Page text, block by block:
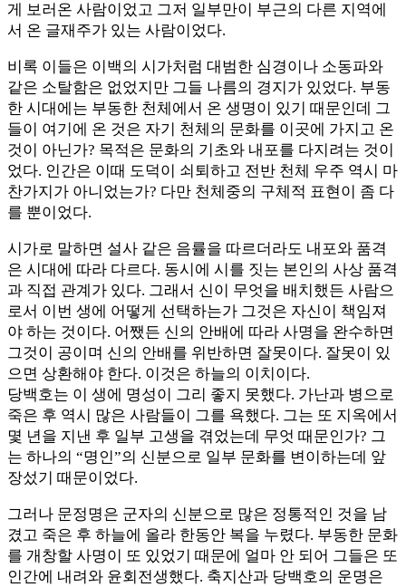
게 보러온 사람이었고 그저 일부만이 부근의 다른 지역에
서 온 글재주가 있는 사람이었다.
비록 이들은 이백의 시가처럼 대범한 심경이나 소동파와
같은 소탈함은 없었지만 그들 나름의 경지가 있었다. 부동
한 시대에는 부동한 천체에서 온 생명이 있기 때문인데 그
들이 여기에 온 것은 자기 천체의 문화를 이곳에 가지고 온
것이 아닌가? 목적은 문화의 기초와 내포를 다지려는 것이
었다. 인간은 이때 도덕이 쇠퇴하고 전반 천체 우주 역시 마
찬가지가 아니었는가? 다만 천체중의 구체적 표현이 좀 다
를 뿐이었다.
시가로 말하면 설사 같은 음률을 따르더라도 내포와 품격
은 시대에 따라 다르다. 동시에 시를 짓는 본인의 사상 품격
과 직접 관계가 있다. 그래서 신이 무엇을 배치했든 사람으
로서 이번 생에 어떻게 선택하는가 그것은 자신이 책임져
야 하는 것이다. 어쨌든 신의 안배에 따라 사명을 완수하면
그것이 공이며 신의 안배를 위반하면 잘못이다. 잘못이 있
으면 상환해야 한다. 이것은 하늘의 이치이다.
당백호는 이 생에 명성이 그리 좋지 못했다. 가난과 병으로
죽은 후 역시 많은 사람들이 그를 욕했다. 그는 또 지옥에서
몇 년을 지낸 후 일부 고생을 겪었는데 무엇 때문인가? 그
는 하나의 “명인”의 신분으로 일부 문화를 변이하는데 앞
장섰기 때문이었다.
그러나 문정명은 군자의 신분으로 많은 정통적인 것을 남
겼고 죽은 후 하늘에 올라 한동안 복을 누렸다. 부동한 문화
를 개창할 사명이 또 있었기 때문에 얼마 안 되어 그들은 또
인간에 내려와 윤회전생했다. 축지산과 당백호의 운명은